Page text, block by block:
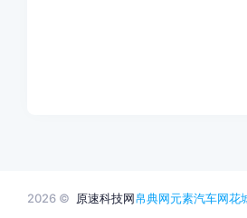
2026 © 原速科技网帛典网元素汽车网花